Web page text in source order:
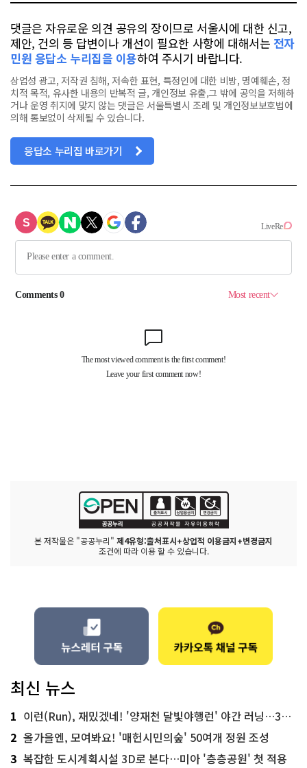
댓글은 자유로운 의견 공유의 장이므로 서울시에 대한 신고,
제안, 건의 등 답변이나 개선이 필요한 사항에 대해서는 전자
민원 응답소 누리집을 이용하여 주시기 바랍니다.
상업성 광고, 저작권 침해, 저속한 표현, 특정인에 대한 비방, 명예훼손, 정
치적 목적, 유사한 내용의 반복적 글, 개인정보 유출,그 밖에 공익을 저해하
거나 운영 취지에 맞지 않는 댓글은 서울특별시 조례 및 개인정보보호법에
의해 통보없이 삭제될 수 있습니다.
응답소 누리집 바로가기
본 저작물은 "공공누리" 제4유형:출처표시+상업적 이용금지+변경금지
조건에 따라 이용 할 수 있습니다.
최신 뉴스
1 이런(Run), 재밌겠네! '양재천 달빛야행런' 야간 러닝…300명 모집
2 올가을엔, 모여봐요! '매헌시민의숲' 50여개 정원 조성
3 복잡한 도시계획시설 3D로 본다…미아 '층층공원' 첫 적용